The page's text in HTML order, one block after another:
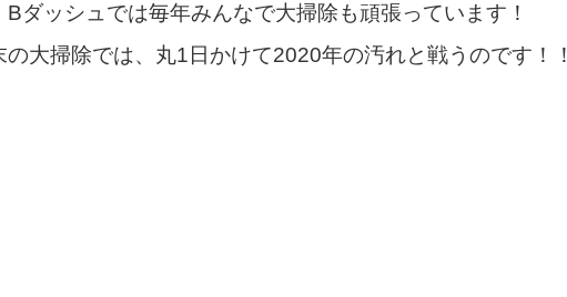
Bダッシュでは毎年みんなで大掃除も頑張っています！
の大掃除では、丸1日かけて2020年の汚れと戦うのです！！